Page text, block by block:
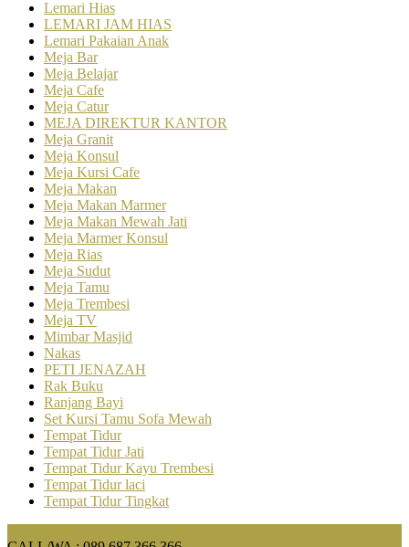
Lemari Hias
LEMARI JAM HIAS
Lemari Pakaian Anak
Meja Bar
Meja Belajar
Meja Cafe
Meja Catur
MEJA DIREKTUR KANTOR
Meja Granit
Meja Konsul
Meja Kursi Cafe
Meja Makan
Meja Makan Marmer
Meja Makan Mewah Jati
Meja Marmer Konsul
Meja Rias
Meja Sudut
Meja Tamu
Meja Trembesi
Meja TV
Mimbar Masjid
Nakas
PETI JENAZAH
Rak Buku
Ranjang Bayi
Set Kursi Tamu Sofa Mewah
Tempat Tidur
Tempat Tidur Jati
Tempat Tidur Kayu Trembesi
Tempat Tidur laci
Tempat Tidur Tingkat